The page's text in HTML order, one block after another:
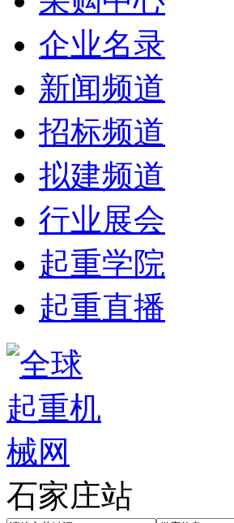
企业名录
新闻频道
招标频道
拟建频道
行业展会
起重学院
起重直播
石家庄站